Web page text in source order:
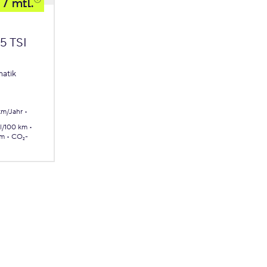
/ mtl.
TSI
Jahr
100 km
CO₂-